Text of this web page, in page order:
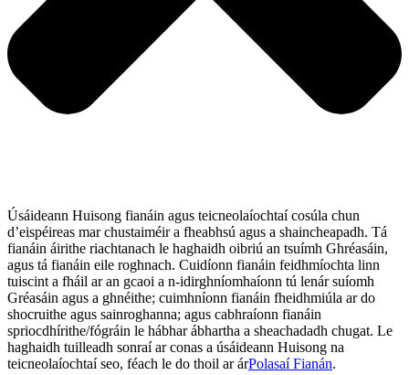
Úsáideann Huisong fianáin agus teicneolaíochtaí cosúla chun
d’eispéireas mar chustaiméir a fheabhsú agus a shaincheapadh. Tá
fianáin áirithe riachtanach le haghaidh oibriú an tsuímh Ghréasáin,
agus tá fianáin eile roghnach. Cuidíonn fianáin feidhmíochta linn
tuiscint a fháil ar an gcaoi a n-idirghníomhaíonn tú lenár suíomh
Gréasáin agus a ghnéithe; cuimhníonn fianáin fheidhmiúla ar do
shocruithe agus sainroghanna; agus cabhraíonn fianáin
spriocdhírithe/fógráin le hábhar ábhartha a sheachadadh chugat. Le
haghaidh tuilleadh sonraí ar conas a úsáideann Huisong na
teicneolaíochtaí seo, féach le do thoil ar árPolasaí Fianán.